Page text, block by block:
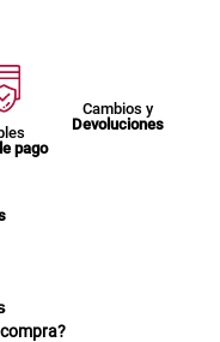
pago
Cambios y
Devoluciones